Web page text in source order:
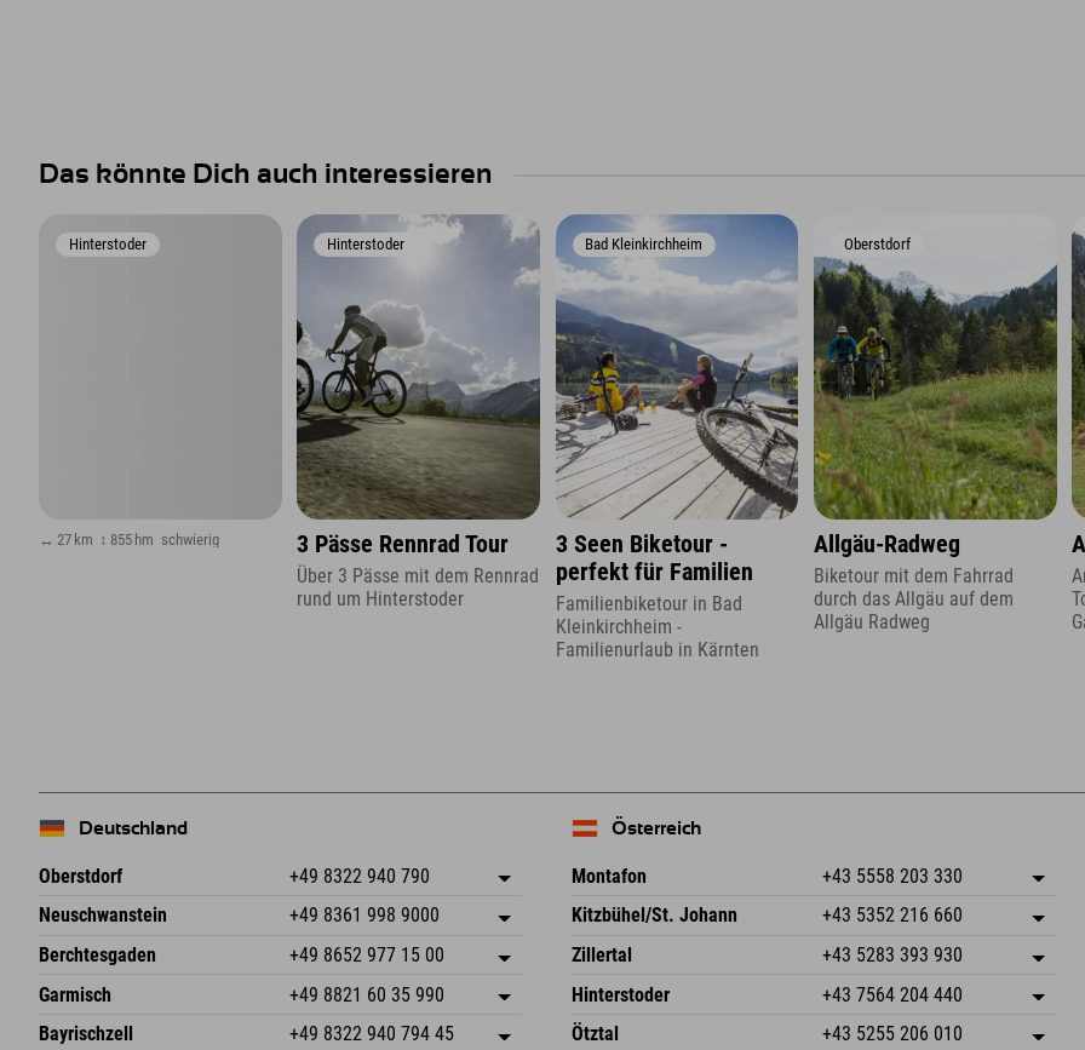
Das könnte Dich auch interessieren
Hinterstoder
↔ 27 km ↕ 855 hm schwierig
Hinterstoder
3 Pässe Rennrad Tour
Über 3 Pässe mit dem Rennrad
rund um Hinterstoder
Bad Kleinkirchheim
3 Seen Biketour -
perfekt für Familien
Familienbiketour in Bad
Kleinkirchheim -
Familienurlaub in Kärnten
Oberstdorf
Allgäu-Radweg
Biketour mit dem Fahrrad
durch das Allgäu auf dem
Allgäu Radweg
Deutschland
Oberstdorf +49 8322 940 790
An der Breitach 3
Deutschland
Adresse speichern
Buchen
Neuschwanstein +49 8361 998 9000
An der Riese 45
87484 Nesselwang im Allgäu
Deutschland
Adresse speichern
Buchen
Berchtesgaden +49 8652 977 15 00
Hofreitstr. 7
Deutschland
Adresse speichern
Buchen
Garmisch +49 8821 60 35 990
Frickenstraße 22
Adresse speichern
Bayrischzell +49 8322 940 794 45
Österreich
Montafon +43 5558 203 330
Dorfstr. 127b
Österreich
Adresse speichern
Buchen
Kitzbühel/St. Johann +43 5352 216 660
Speckbacherstraße 87
Österreich
Adresse speichern
Buchen
Zillertal +43 5283 393 930
Schmiedau 2
Österreich
Adresse speichern
Buchen
Hinterstoder +43 7564 204 440
Freizeitpark 10
Adresse speichern
Ötztal +43 5255 206 010